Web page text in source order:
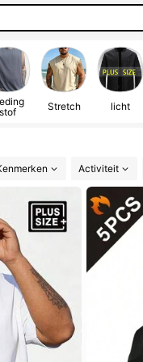
Stretch licht
Activiteit